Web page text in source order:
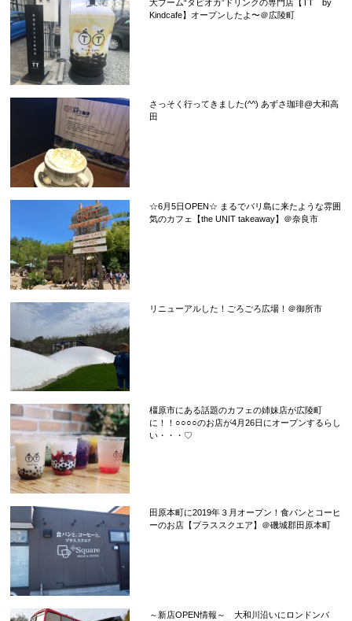
大ブーム“タピオカ”ドリンクの専門店【TT by
Kindcafe】オープンしたよ〜＠広陵町
さっそく行ってきました(^^) あずさ珈琲@大和高
田
☆6月5日OPEN☆ まるでバリ島に来たような雰囲
気のカフェ【the UNIT takeaway】＠奈良市
リニューアルした！ごろごろ広場！＠御所市
橿原市にある話題のカフェの姉妹店が広陵町
に！！○○○○のお店が4月26日にオープンするらし
い・・・♡
田原本町に2019年３月オープン！食パンとコーヒ
ーのお店【プラススクエア】＠磯城郡田原本町
～新店OPEN情報～ 大和川沿いにロンドンバ